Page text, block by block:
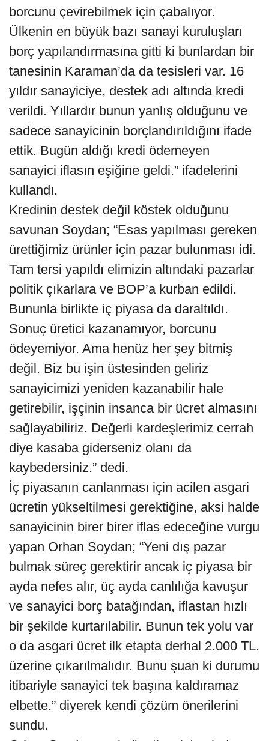
borcunu çevirebilmek için çabalıyor.
Ülkenin en büyük bazı sanayi kuruluşları
borç yapılandırmasına gitti ki bunlardan bir
tanesinin Karaman’da da tesisleri var. 16
yıldır sanayiciye, destek adı altında kredi
verildi. Yıllardır bunun yanlış olduğunu ve
sadece sanayicinin borçlandırıldığını ifade
ettik. Bugün aldığı kredi ödemeyen
sanayici iflasın eşiğine geldi.” ifadelerini
kullandı.
Kredinin destek değil köstek olduğunu
savunan Soydan; “Esas yapılması gereken
ürettiğimiz ürünler için pazar bulunması idi.
Tam tersi yapıldı elimizin altındaki pazarlar
politik çıkarlara ve BOP’a kurban edildi.
Bununla birlikte iç piyasa da daraltıldı.
Sonuç üretici kazanamıyor, borcunu
ödeyemiyor. Ama henüz her şey bitmiş
değil. Biz bu işin üstesinden geliriz
sanayicimizi yeniden kazanabilir hale
getirebilir, işçinin insanca bir ücret almasını
sağlayabiliriz. Değerli kardeşlerimiz cerrah
diye kasaba giderseniz olanı da
kaybedersiniz.” dedi.
İç piyasanın canlanması için acilen asgari
ücretin yükseltilmesi gerektiğine, aksi halde
sanayicinin birer birer iflas edeceğine vurgu
yapan Orhan Soydan; “Yeni dış pazar
bulmak süreç gerektirir ancak iç piyasa bir
ayda nefes alır, üç ayda canlılığa kavuşur
ve sanayici borç batağından, iflastan hızlı
bir şekilde kurtarılabilir. Bunun tek yolu var
o da asgari ücret ilk etapta derhal 2.000 TL.
üzerine çıkarılmalıdır. Bunu şuan ki durumu
itibariyle sanayici tek başına kaldıramaz
elbette.” diyerek kendi çözüm önerilerini
sundu.